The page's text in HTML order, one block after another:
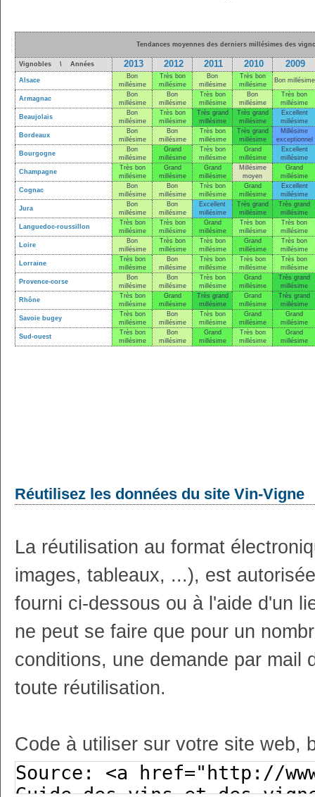
Tendances moyennes des derniers millésimes des
Vignobles \ Années 2013 2012 2011 2010 2009
Alsace
Bon
millésime
Très bon
millésime
Bon
millésime
Très bon
millésime
Bon millésime
Armagnac
Bon
millésime
Bon
millésime
Très bon
millésime
Bon
millésime
Très bon
millésime
Beaujolais
Bon
millésime
Très bon
millésime
Très grand
millésime
Très grand
millésime
Excellent
millésime
Bordeaux
Bon
millésime
Bon
millésime
Très bon
millésime
Très grand
millésime
Millésime
exceptionnel
Bourgogne
Bon
millésime
Grand
millésime
Très bon
millésime
Grand
millésime
Excellent
millésime
Champagne
Très bon
millésime
Grand
millésime
Grand
millésime
Millésime
moyen
Grand
millésime
Cognac
Bon
millésime
Bon
millésime
Très bon
millésime
Grand
millésime
Excellent
millésime
Jura
Bon
millésime
Bon
millésime
Excellent
millésime
Très grand
millésime
Très grand
millésime
Languedoc-roussillon
Très bon
millésime
Très bon
millésime
Grand
millésime
Très bon
millésime
Très bon
millésime
Loire
Bon
millésime
Très bon
millésime
Très bon
millésime
Grand
millésime
Très bon
millésime
Lorraine
Très bon
millésime
Bon
millésime
Très bon
millésime
Très bon
millésime
Très bon
millésime
Provence-corse
Bon
millésime
Bon
millésime
Très bon
millésime
Grand
millésime
Très grand
millésime
Rhône
Très bon
millésime
Grand
millésime
Très grand
millésime
Grand
millésime
Très grand
millésime
Savoie bugey
Très bon
millésime
Bon
millésime
Très bon
millésime
Grand
millésime
Grand
millésime
Sud-ouest
Très bon
millésime
Bon
millésime
Grand
millésime
Très bon
millésime
Grand
millésime
Réutilisez les données du site Vin-Vigne
La réutilisation au format
images, tableaux, ...), est
fourni ci-dessous ou à l'aide d'un
ne peut se faire que pour un
conditions, une demande par mail
toute réutilisation.
Code à utiliser sur votre site web,